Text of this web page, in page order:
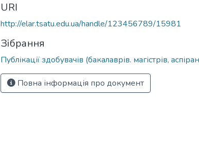
URI
http://elar.tsatu.edu.ua/handle/123456789/15981
Зібрання
Публікації здобувачів (бакалаврів. магістрів,
Повна інформація про документ